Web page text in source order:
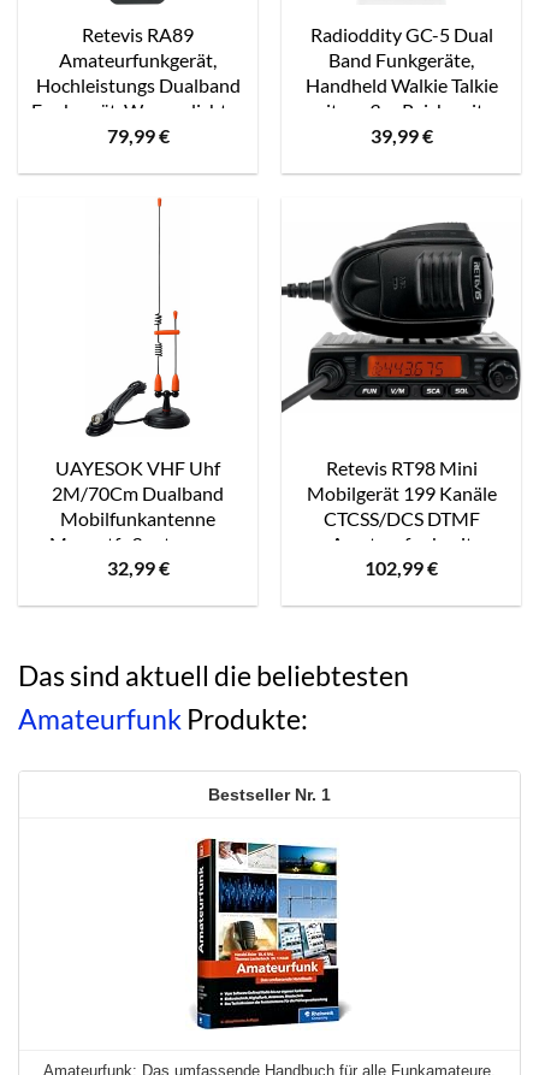
Retevis RA89
Amateurfunkgerät,
Hochleistungs Dualband
Funkgerät, Wasserdichtes
IP68, Langstrecken,
Wiederaufladbares
79,99€
Radioddity GC-5 Dual
Band Funkgeräte,
Handheld Walkie Talkie
mit großer Reichweite
144-146/430-440Mhz
Kanäle, DTMF, VOX, für
Erwachsene
39,99€
UAYESOK VHF Uhf
2M/70Cm Dualband
Mobilfunkantenne
Magnetfußantenne –
Pl259 Stecker Mit 13Ft
Scanner Amateurfunk
32,99€
Retevis RT98 Mini
Mobilgerät 199 Kanäle
CTCSS/DCS DTMF
Amateurfunk mit
Mikrofon (Schwarz)
102,99€
Das sind aktuell die beliebtesten
Amateurfunk Produkte:
1
Amateurfunk: Das umfassende Handbuch für alle Funkamateure.